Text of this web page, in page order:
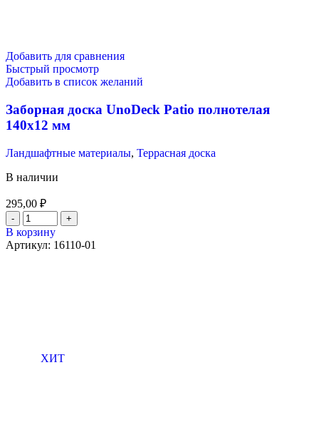
Добавить для сравнения
Быстрый просмотр
Добавить в список желаний
Заборная доска UnoDeck Patio полнотелая
140х12 мм
Ландшафтные материалы, Террасная доска
В наличии
295,00 ₽
В корзину
Артикул: 16110-01
ХИТ